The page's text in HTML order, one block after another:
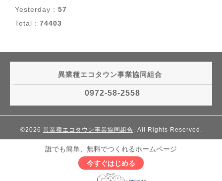
Yesterday : 57
Total : 74403
異業種エコタウン事業協同組合
0972-58-2558
©2026 異業種エコタウン事業協同組合 . All Rights Reserved.
誰でも簡単、無料でつくれるホームページ
今すぐはじめる